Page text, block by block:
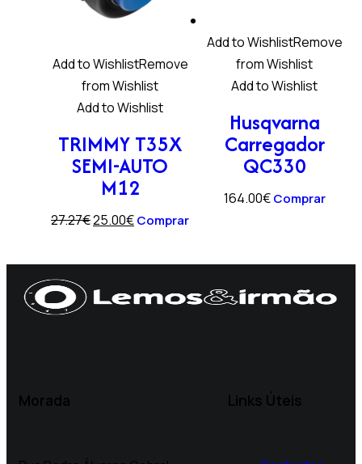
Add to WishlistRemove
from Wishlist
Add to Wishlist
TRIMMY T35X
SEMI-AUTO
M12
27.27€25.00€Comprar
Add to WishlistRemove
from Wishlist
Add to Wishlist
Husqvarna
Carregador
QC330
164.00€ Comprar
Morada Links Úteis